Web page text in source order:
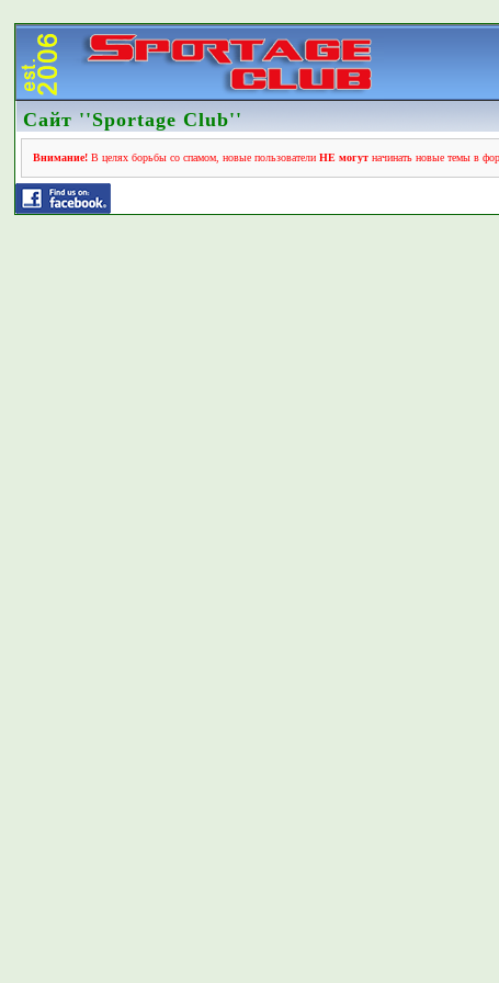
Сайт ''Sportage Club''
Внимание! В целях борьбы со спамом, новые пользователиНЕ могут начинать новые темы в